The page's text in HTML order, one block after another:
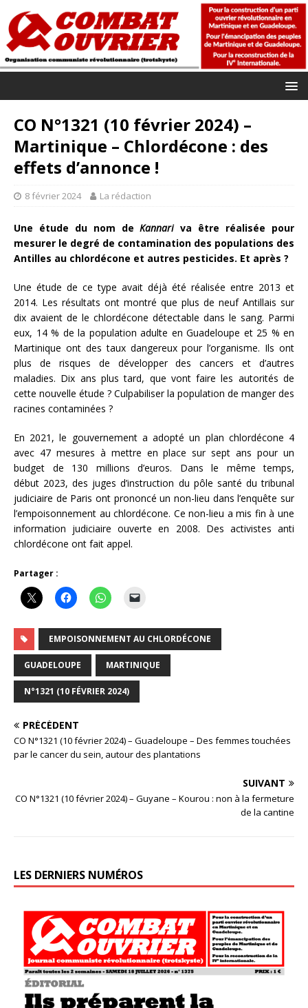
CO N°1321 (10 février 2024) –
Martinique – Chlordécone : des
effets d’annonce !
8 février 2024 La rédaction
Une étude du nom deKannariva être réalisée pour
mesurer le degré de contamination des populations des
Antilles au chlordécone et autres pesticides. Et après ?
Une étude de ce type avait déjà été réalisée entre 2013 et
2014. Les résultats ont montré que plus de neuf Antillais sur
dix avaient de le chlordécone détectable dans le sang. Parmi
eux, 14 % de la population adulte en Guadeloupe et 25 % en
Martinique ont des taux dangereux pour l’organisme. Ils ont
plus de risques de développer des cancers et d’autres
maladies. Dix ans plus tard, que vont faire les autorités de
cette nouvelle étude ? Culpabiliser la population de manger des
racines contaminées ?
En 2021, le gouvernement a adopté un plan chlordécone 4
avec 47 mesures à mettre en place sur sept ans pour un
budget de 130 millions d’euros. Dans le même temps,
début 2023, des juges d’instruction du pôle santé du tribunal
judiciaire de Paris ont prononcé un non-lieu dans l’enquête sur
l’empoisonnement au chlordécone. Ce non-lieu a mis fin à une
information judiciaire ouverte en 2008. Des activistes anti
chlordécone ont fait appel.
Partager :
EMPOISONNEMENT AU CHLORDÉCONE
GUADELOUPE MARTINIQUE
N°1321 (10 FÉVRIER 2024)
PRÉCÉDENT
CO N°1321 (10 février 2024) – Guadeloupe – Des femmes touchées
par le cancer du sein, autour des plantations
SUIVANT
CO N°1321 (10 février 2024) – Guyane – Kourou : non à la fermeture
de la cantine
LES DERNIERS NUMÉROS